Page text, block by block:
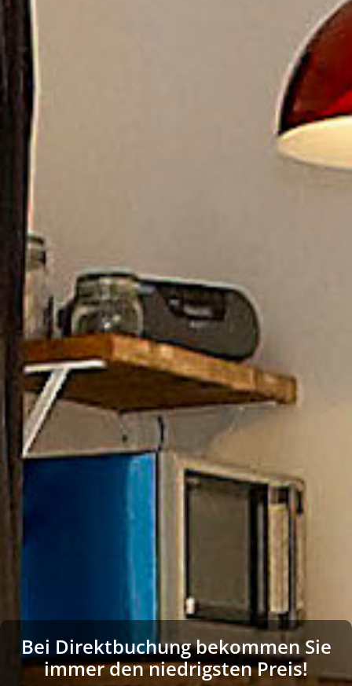
Bei Direktbuchung bekommen Sie
immer den niedrigsten Preis!